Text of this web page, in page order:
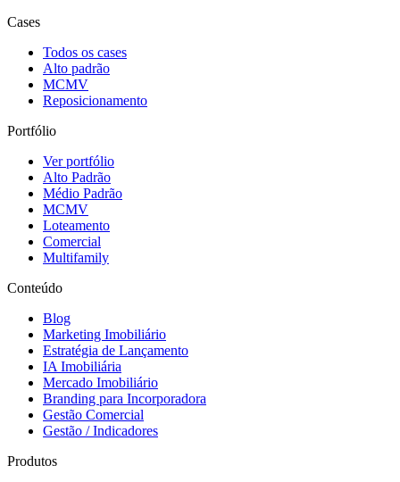
Cases
Todos os cases
Alto padrão
MCMV
Reposicionamento
Portfólio
Ver portfólio
Alto Padrão
Médio Padrão
MCMV
Loteamento
Comercial
Multifamily
Conteúdo
Blog
Marketing Imobiliário
Estratégia de Lançamento
IA Imobiliária
Mercado Imobiliário
Branding para Incorporadora
Gestão Comercial
Gestão / Indicadores
Produtos